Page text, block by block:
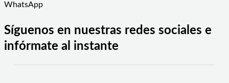
WhatsApp
Síguenos en nuestras redes sociales e
infórmate al instante